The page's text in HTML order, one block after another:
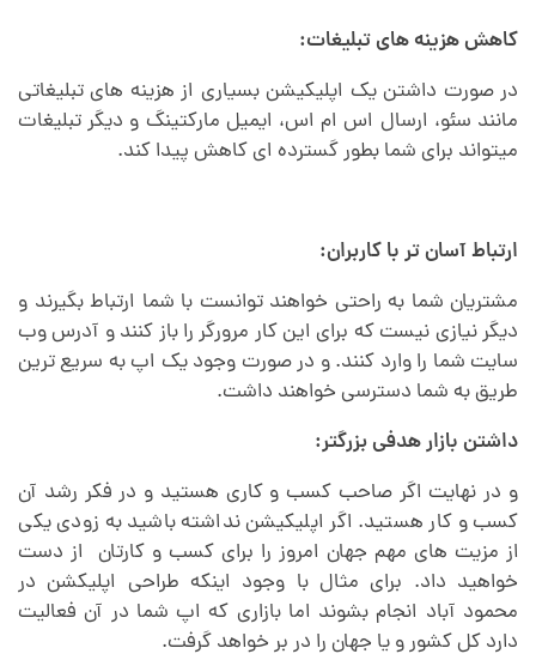
کاهش هزینه های تبلیغات:
در صورت داشتن یک اپلیکیشن بسیاری از هزینه های تبلیغاتی
مانند سئو، ارسال اس ام اس، ایمیل مارکتینگ و دیگر تبلیغات
میتواند برای شما بطور گسترده ای کاهش پیدا کند.
ارتباط آسان تر با کاربران:
مشتریان شما به راحتی خواهند توانست با شما ارتباط بگیرند و
دیگر نیازی نیست که برای این کار مرورگر را باز کنند و آدرس وب
سایت شما را وارد کنند. و در صورت وجود یک اپ به سریع ترین
طریق به شما دسترسی خواهند داشت.
داشتن بازار هدفی بزرگتر:
و در نهایت اگر صاحب کسب و کاری هستید و در فکر رشد آن
کسب و کار هستید. اگر اپلیکیشن نداشته باشید به زودی یکی
از مزیت های مهم جهان امروز را برای کسب و کارتان از دست
خواهید داد. برای مثال با وجود اینکه طراحی اپلیکشن در
محمود آباد انجام بشوند اما بازاری که اپ شما در آن فعالیت
دارد کل کشور و یا جهان را در بر خواهد گرفت.